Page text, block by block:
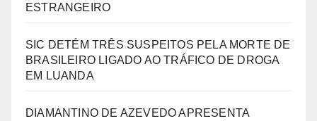
ESTRANGEIRO
SIC DETÉM TRÊS SUSPEITOS PELA MORTE DE
BRASILEIRO LIGADO AO TRÁFICO DE DROGA
EM LUANDA
DIAMANTINO DE AZEVEDO APRESENTA